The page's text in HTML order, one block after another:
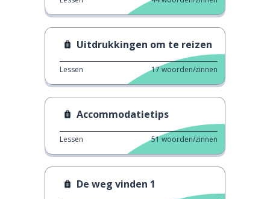
Uitdrukkingen om te reizen
Lessen 17woorden/zinnen
Accommodatietips
Lessen 51woorden/zinnen
De weg vinden 1